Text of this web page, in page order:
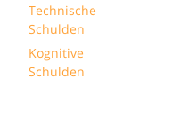
Technische
Schulden
Kognitive
Schulden